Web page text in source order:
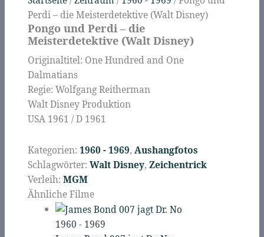
Perdi – die Meisterdetektive (Walt Disney)
Pongo und Perdi – die
Meisterdetektive (Walt Disney)
Originaltitel: One Hundred and One
Dalmatians
Regie: Wolfgang Reitherman
Walt Disney Produktion
USA 1961 / D 1961
Kategorien:1960 - 1969,Aushangfotos
Schlagwörter:Walt Disney,Zeichentrick
Verleih:MGM
Ähnliche Filme
1960 - 1969